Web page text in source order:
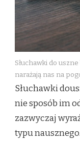
Słuchawki do
narażają nas na
Słuchawki
nie sposób im
zazwyczaj
typu